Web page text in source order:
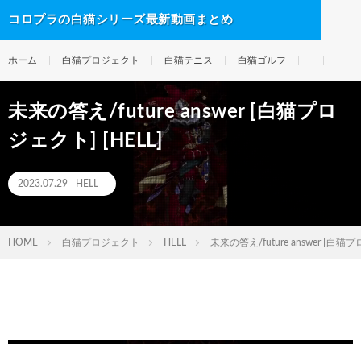
コロプラの白猫シリーズ最新動画まとめ
ホーム 白猫プロジェクト 白猫テニス 白猫ゴルフ
未来の答え/future answer [白猫プロ
ジェクト] [HELL]
2023.07.29 HELL
HOME 白猫プロジェクト HELL 未来の答え/future answer [白猫プ